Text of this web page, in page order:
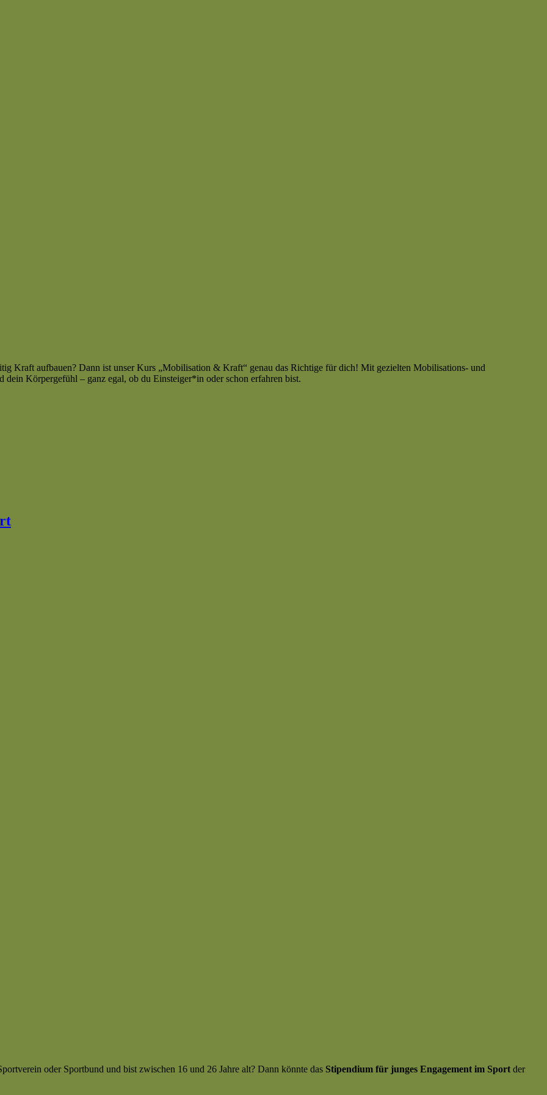
Kraft aufbauen? Dann ist unser Kurs „Mobilisation & Kraft“ genau das Richtige für dich! Mit gezielten Mobilisations- und
Körpergefühl – ganz egal, ob du Einsteiger*in oder schon erfahren bist.
oder Sportbund und bist zwischen 16 und 26 Jahre alt? Dann könnte das Stipendium für junges Engagement im Sport der